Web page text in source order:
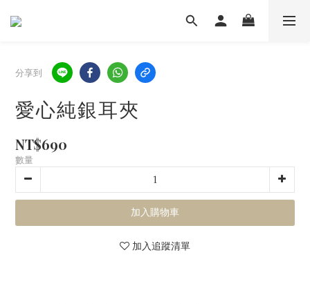
分享到
愛心純銀耳夾
NT$690
數量
加入購物車
加入追蹤清單